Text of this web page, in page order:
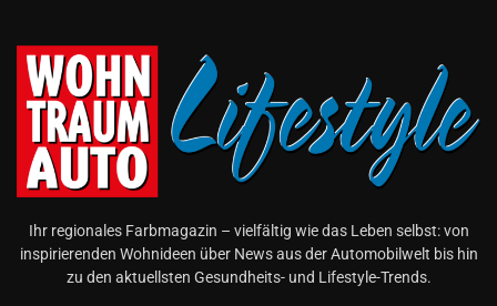
Ihr regionales Farbmagazin – vielfältig wie das Leben selbst: von
inspirierenden Wohnideen über News aus der Automobilwelt bis hin
zu den aktuellsten Gesundheits- und Lifestyle-Trends.